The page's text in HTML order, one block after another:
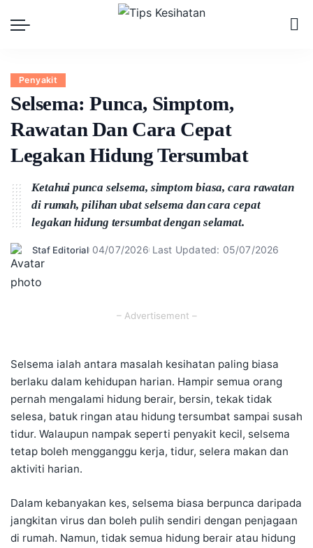
Penyakit
Selsema: Punca, Simptom,
Rawatan Dan Cara Cepat
Legakan Hidung Tersumbat
Ketahui punca selsema, simptom biasa, cara rawatan
di rumah, pilihan ubat selsema dan cara cepat
legakan hidung tersumbat dengan selamat.
Posted
by
Staf Editorial 04/07/2026 Last Updated: 05/07/2026
– Advertisement –
Selsema ialah antara masalah kesihatan paling biasa
berlaku dalam kehidupan harian. Hampir semua orang
pernah mengalami hidung berair, bersin, tekak tidak
selesa, batuk ringan atau hidung tersumbat sampai susah
tidur. Walaupun nampak seperti penyakit kecil, selsema
tetap boleh mengganggu kerja, tidur, selera makan dan
aktiviti harian.
Dalam kebanyakan kes, selsema biasa berpunca daripada
jangkitan virus dan boleh pulih sendiri dengan penjagaan
di rumah. Namun, tidak semua hidung berair atau hidung